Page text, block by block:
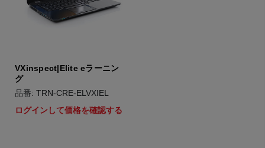
VXinspect|Elite eラーニン
グ
品番: TRN-CRE-ELVXIEL
ログインして価格を確認する